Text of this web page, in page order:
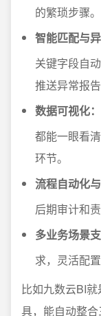
的繁琐步骤。
智能匹配与异
关键字段自
推送异常报
数据可视化：
都能一眼看
环节。
流程自动化与
后期审计和
多业务场景支
求，灵活配
比如九数云BI
具，能自动整